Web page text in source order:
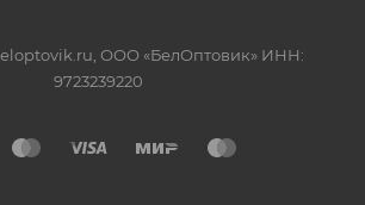
ООО «БелОптовик» ИНН:
9723239220